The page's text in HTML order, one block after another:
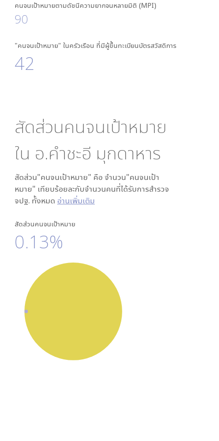
คนจนเป้าหมายตามดัชนีความยากจนหลายมิติ (MPI)
90
"คนจนเป้าหมาย" ในครัวเรือน ที่มีผู้ขึ้นทะเบียนบัตรสวัสดิการ
42
สัดส่วนคนจนเป้าหมาย
ใน อ.คำชะอี มุกดาหาร
สัดส่วน"คนจนเป้าหมาย" คือ จำนวน"คนจนเป้า
หมาย" เทียบร้อยละกับจำนวนคนที่ได้รับการสำรวจ
จปฐ. ทั้งหมด อ่านเพิ่มเติม
สัดส่วนคนจนเป้าหมาย
0.13%